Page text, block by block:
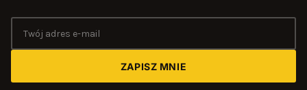
ZAPISZ MNIE